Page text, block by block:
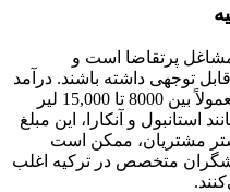
مشاغل پرتقاضا است و
توجهی داشته باشند. درآمد
آرایشگری مردانه در ماه در ترکیه معمولاً بین 8000 تا 15,000 لیر
استانبول و آنکارا، این مبلغ
مشتریان، ممکن است
متخصص در ترکیه اغلب